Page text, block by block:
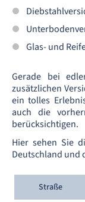
Glas- und
Gerade bei
zusätzlichen
ein tolles
auch die
berücksichtigen.
Hier sehen Sie
Deutschland und
Straße